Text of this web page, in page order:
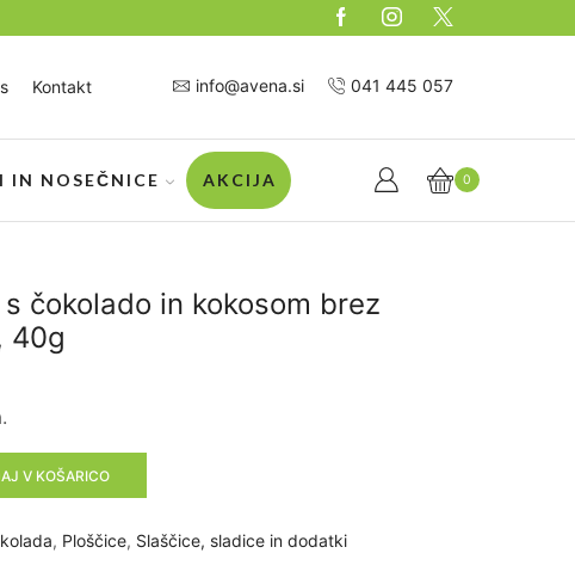
Izdelke iz zaloge
Kontakt info@avena.si 041 445 057
IN NOSEČNICE AKCIJA 0
čokolado in kokosom brez
40g
V KOŠARICO
, Ploščice, Slaščice, sladice in dodatki